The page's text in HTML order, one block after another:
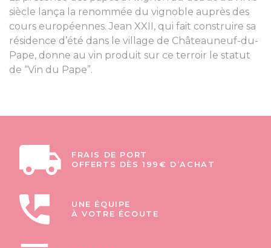
siècle lança la renommée du vignoble auprès des
cours européennes. Jean XXII, qui fait construire sa
résidence d’été dans le village de Châteauneuf-du-
Pape, donne au vin produit sur ce terroir le statut
de “Vin du Pape”.
FRAIS DE PORT
OFFERTS DÈS 199€ D’ACHAT
UNE ÉQUIPE
À VOTRE ÉCOUTE